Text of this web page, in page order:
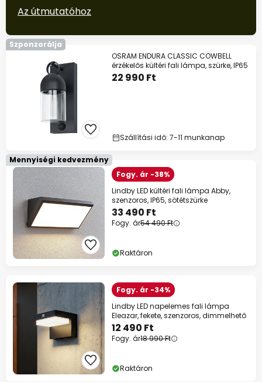
Az útmutatóhoz
Szponzorálja
OSRAM ENDURA CLASSIC COWBELL
érzékelős kültéri fali lámpa, szürke, IP65
22 990 Ft
Szállítási idő: 7-11 munkanap
Mennyiségi kedvezmény
Fogy. ár -38%
Lindby LED kültéri fali lámpa Abby,
szenzoros, IP65, sötétszürke
33 490 Ft
Fogy. ár54 490 Ft
Raktáron
Fogy. ár -34%
Lindby LED napelemes fali lámpa
Eleazar, fekete, szenzoros, dimmelhető
12 490 Ft
Fogy. ár18 990 Ft
Raktáron